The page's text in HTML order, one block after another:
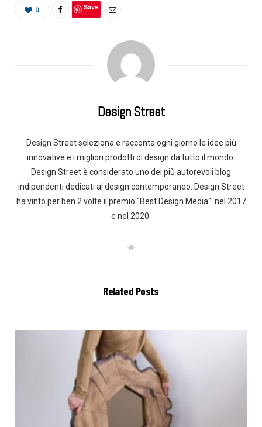
0 Save
Design Street
Design Street seleziona e racconta ogni giorno le idee più
innovative e i migliori prodotti di design da tutto il mondo.
Design Street è considerato uno dei più autorevoli blog
indipendenti dedicati al design contemporaneo. Design Street
ha vinto per ben 2 volte il premio "Best Design Media": nel 2017
e nel 2020.
W
Related Posts